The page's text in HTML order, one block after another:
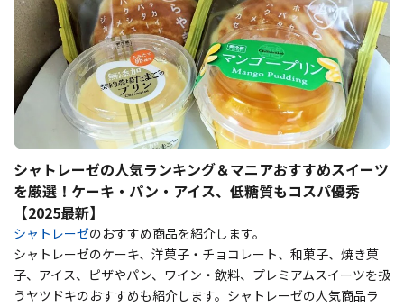
シャトレーゼの人気ランキング＆マニアおすすめスイーツ
を厳選！ケーキ・パン・アイス、低糖質もコスパ優秀
【2025最新】
シャトレーゼのおすすめ商品を紹介します。
シャトレーゼのケーキ、洋菓子・チョコレート、和菓子、焼き菓
子、アイス、ピザやパン、ワイン・飲料、プレミアムスイーツを扱
うヤツドキのおすすめも紹介します。シャトレーゼの人気商品ラ